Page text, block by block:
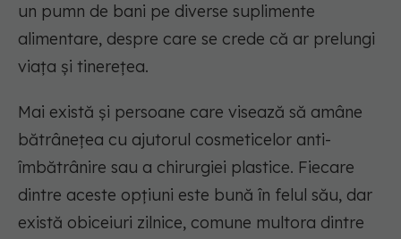
un pumn de bani pe diverse suplimente
alimentare, despre care se crede că ar prelungi
viața și tinerețea.
Mai există și persoane care visează să amâne
bătrânețea cu ajutorul cosmeticelor anti-
îmbătrânire sau a chirurgiei plastice. Fiecare
dintre aceste opțiuni este bună în felul său, dar
există obiceiuri zilnice, comune multora dintre